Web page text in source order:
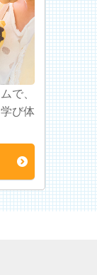
で、
び体